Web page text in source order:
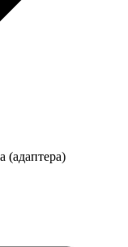
(адаптера)